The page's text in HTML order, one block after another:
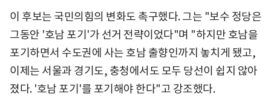
이 후보는 국민의힘의 변화도 촉구했다. 그는 "보수 정당은
그동안 '호남 포기'가 선거 전략이었다"며 "하지만 호남을
포기하면서 수도권에 사는 호남 출향인까지 놓치게 됐고,
이제는 서울과 경기도, 충청에서도 모두 당선이 쉽지 않아
졌다. '호남 포기'를 포기해야 한다"고 강조했다.